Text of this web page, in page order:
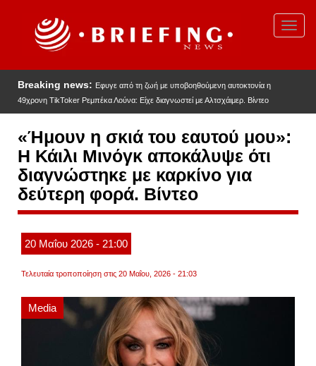
Breaking news: Εφυγε από τη ζωή με υποβοηθούμενη αυτοκτονία η
49χρονη TikToker Ρεμπέκα Λούνα: Είχε διαγνωστεί με Αλτσχάιμερ. Βίντεο
«Ήμουν η σκιά του εαυτού μου»:
Η Κάιλι Μινόγκ αποκάλυψε ότι
διαγνώστηκε με καρκίνο για
δεύτερη φορά. Βίντεο
20 Μαΐου 2026 - 21:00
Τελευταία τροποποίηση στις 20 Μαΐου, 2026 - 21:03
Media